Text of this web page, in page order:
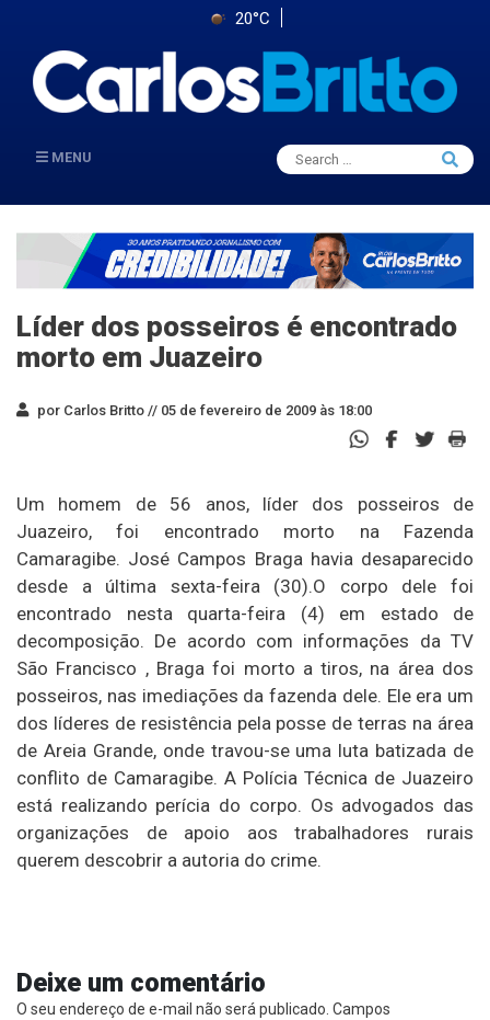
20°C
MENU
Search
for:
Search
Líder dos posseiros é encontrado
morto em Juazeiro
por Carlos Britto // 05 de fevereiro de 2009 às 18:00
Um homem de 56 anos, líder dos posseiros de
Juazeiro, foi encontrado morto na Fazenda
Camaragibe. José Campos Braga havia desaparecido
desde a última sexta-feira (30).O corpo dele foi
encontrado nesta quarta-feira (4) em estado de
decomposição. De acordo com informações da TV
São Francisco , Braga foi morto a tiros, na área dos
posseiros, nas imediações da fazenda dele. Ele era um
dos líderes de resistência pela posse de terras na área
de Areia Grande, onde travou-se uma luta batizada de
conflito de Camaragibe. A Polícia Técnica de Juazeiro
está realizando perícia do corpo. Os advogados das
organizações de apoio aos trabalhadores rurais
querem descobrir a autoria do crime.
Deixe um comentário
O seu endereço de e-mail não será publicado. Campos